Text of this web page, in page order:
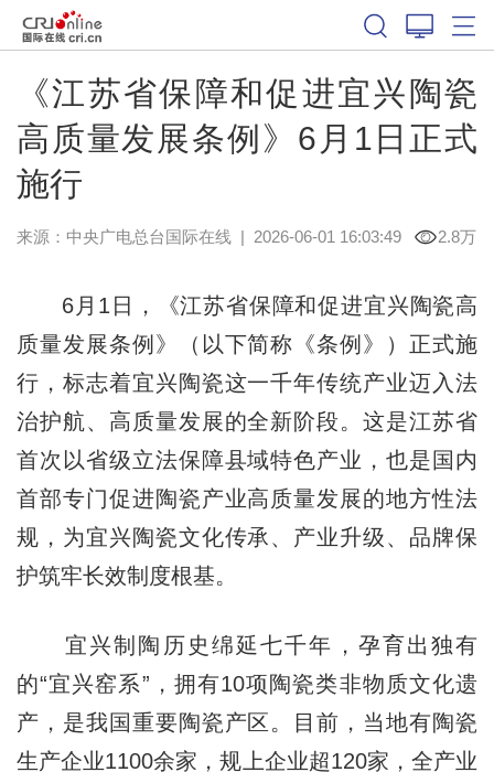
《江苏省保障和促进宜兴陶瓷
高质量发展条例》6月1日正式
施行
来源：中央广电总台国际在线| 2026-06-01 16:03:49 2.8万
6月1日，《江苏省保障和促进宜兴陶瓷高
质量发展条例》（以下简称《条例》）正式施
行，标志着宜兴陶瓷这一千年传统产业迈入法
治护航、高质量发展的全新阶段。这是江苏省
首次以省级立法保障县域特色产业，也是国内
首部专门促进陶瓷产业高质量发展的地方性法
规，为宜兴陶瓷文化传承、产业升级、品牌保
护筑牢长效制度根基。
宜兴制陶历史绵延七千年，孕育出独有
的“宜兴窑系”，拥有10项陶瓷类非物质文化遗
产，是我国重要陶瓷产区。目前，当地有陶瓷
生产企业1100余家，规上企业超120家，全产业